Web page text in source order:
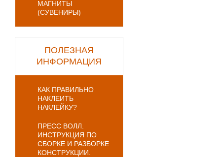
МАГНИТЫ
(СУВЕНИРЫ)
ПОЛЕЗНАЯ
ИНФОРМАЦИЯ
КАК ПРАВИЛЬНО
НАКЛЕИТЬ
НАКЛЕЙКУ?
ПРЕСС ВОЛЛ.
ИНСТРУКЦИЯ ПО
СБОРКЕ И РАЗБОРКЕ
КОНСТРУКЦИИ.